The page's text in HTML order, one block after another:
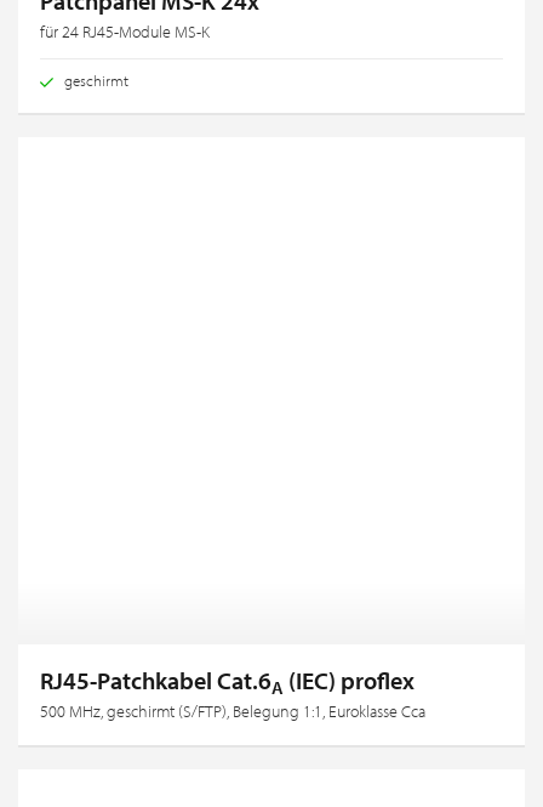
für 24 RJ45-Module MS-K
geschirmt
RJ45-Patchkabel Cat.6A (IEC) proflex
500 MHz, geschirmt (S/FTP), Belegung 1:1, Euroklasse Cca